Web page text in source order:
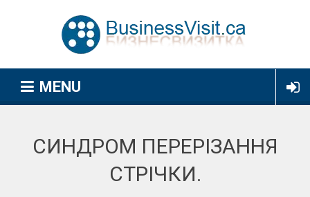
MENU
СИНДРОМ ПЕРЕРІЗАННЯ
СТРІЧКИ.